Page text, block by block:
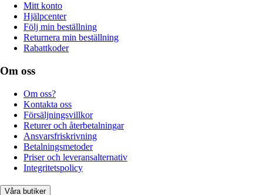
Mitt konto
Hjälpcenter
Följ min beställning
Returnera min beställning
Rabattkoder
Om oss
Om oss?
Kontakta oss
Försäljningsvillkor
Returer och återbetalningar
Ansvarsfriskrivning
Betalningsmetoder
Priser och leveransalternativ
Integritetspolicy
Våra butiker